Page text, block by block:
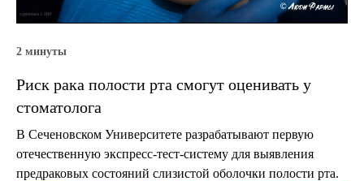
2 минуты
Риск рака полости рта смогут оценивать у
стоматолога
В Сеченовском Университете разрабатывают первую
отечественную экспресс-тест-систему для выявления
предраковых состояний слизистой оболочки полости рта.